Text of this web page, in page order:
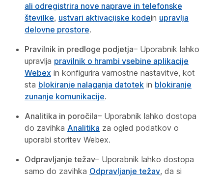
ali odregistrira nove naprave in telefonske
številke, ustvari aktivacijske kodein upravlja
delovne prostore.
Pravilnik in predloge podjetja– Uporabnik lahko
upravlja pravilnik o hrambi vsebine aplikacije
Webex in konfigurira varnostne nastavitve, kot
sta blokiranje nalaganja datotek in blokiranje
zunanje komunikacije.
Analitika in poročila– Uporabnik lahko dostopa
do zavihka Analitika za ogled podatkov o
uporabi storitev Webex.
Odpravljanje težav– Uporabnik lahko dostopa
samo do zavihka Odpravljanje težav, da si